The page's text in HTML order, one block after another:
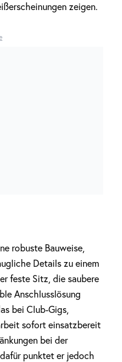
zeigen.
robuste Bauweise,
Details zu einem
feste Sitz, die saubere
Anschlusslösung
bei Club-Gigs,
sofort einsatzbereit
bei der
punktet er jedoch